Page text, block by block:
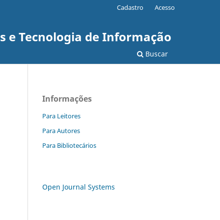
e Tecnologia de Informação
Buscar
Cadastro Acesso
Informações
Para Leitores
Para Autores
Para Bibliotecários
Open Journal Systems